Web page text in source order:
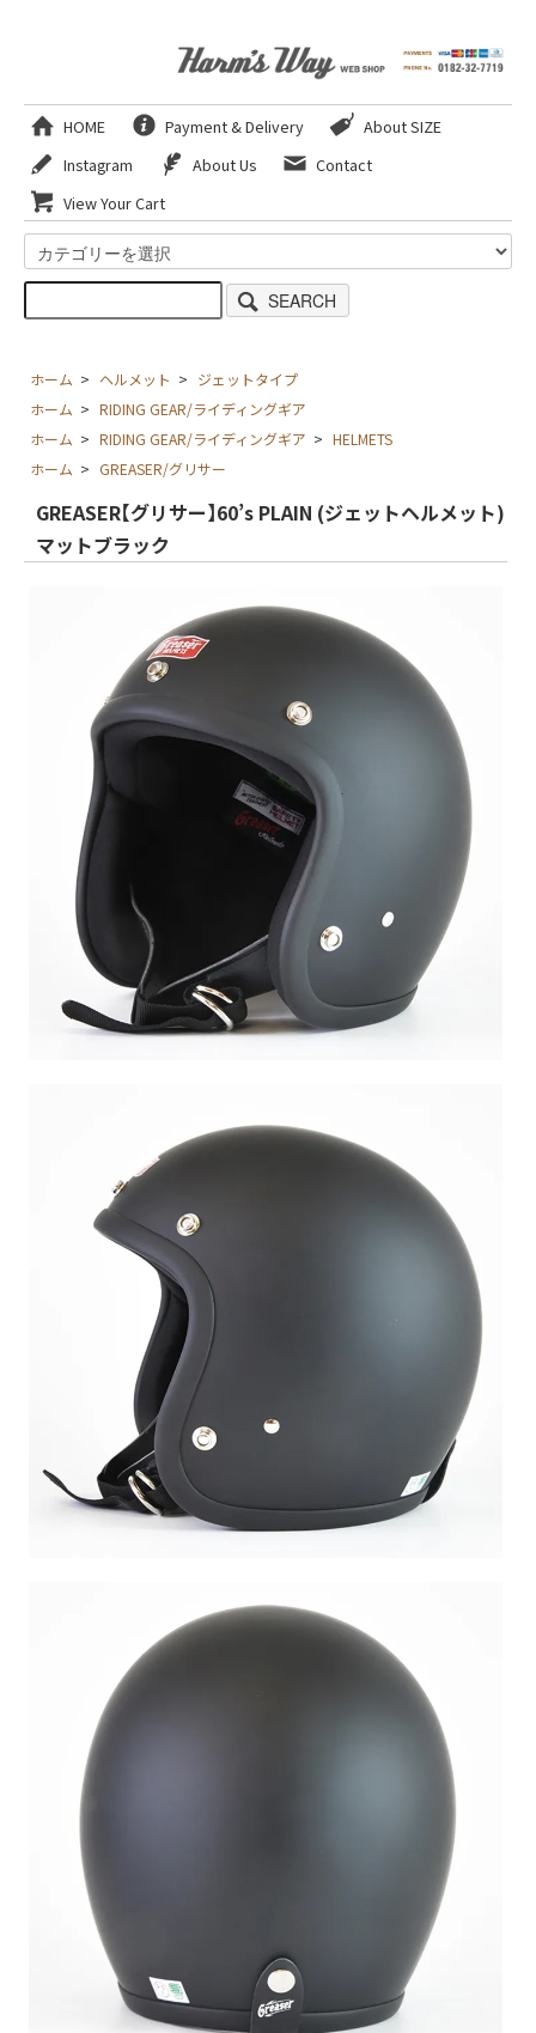
HOME Payment & Delivery
About SIZE
Instagram
About Us
Contact
View Your Cart
SEARCH
ホーム > ヘルメット > ジェットタイプ
ホーム > RIDING GEAR/ライディングギア
ホーム > RIDING GEAR/ライディングギア > HELMETS
ホーム > GREASER/グリサー
GREASER【グリサー】60’s PLAIN (ジェットヘルメット)
マットブラック